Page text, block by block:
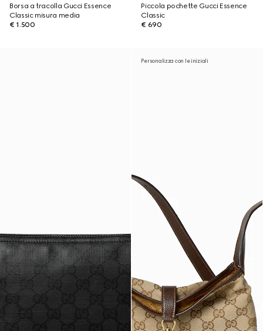
Borsa a tracolla Gucci Essence
Classic misura media
€ 1.500
Piccola pochette Gucci Essence
Classic
€ 690
Personalizza con le iniziali